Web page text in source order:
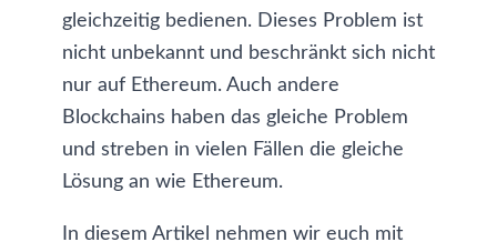
gleichzeitig bedienen. Dieses Problem ist
nicht unbekannt und beschränkt sich nicht
nur auf Ethereum. Auch andere
Blockchains haben das gleiche Problem
und streben in vielen Fällen die gleiche
Lösung an wie Ethereum.
In diesem Artikel nehmen wir euch mit